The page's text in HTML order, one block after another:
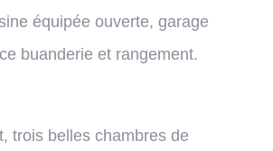
équipée ouverte, garage
buanderie et rangement.
trois belles chambres de